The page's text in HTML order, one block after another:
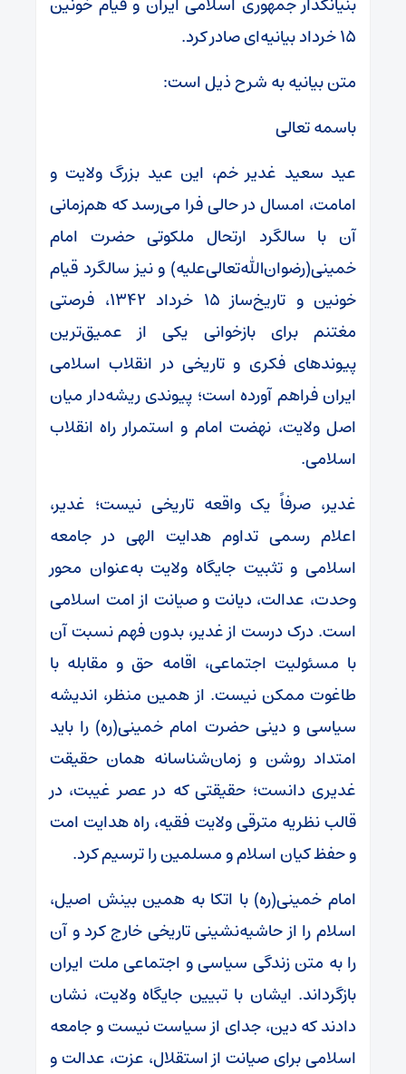
۱۵ خرداد بیانیه‌ای صادر کرد.
متن بیانیه به شرح ذیل است:
باسمه تعالی
عید سعید غدیر خم، این عید بزرگ ولایت و
امامت، امسال در حالی فرا می‌رسد که هم‌زمانی
آن با سالگرد ارتحال ملکوتی حضرت امام
خمینی(رضوان‌الله‌تعالی‌علیه) و نیز سالگرد قیام
خونین و تاریخ‌ساز ۱۵ خرداد ۱۳۴۲، فرصتی
مغتنم برای بازخوانی یکی از عمیق‌ترین
پیوندهای فکری و تاریخی در انقلاب اسلامی
ایران فراهم آورده است؛ پیوندی ریشه‌دار میان
اصل ولایت، نهضت امام و استمرار راه انقلاب
اسلامی.
غدیر، صرفاً یک واقعه تاریخی نیست؛ غدیر،
اعلام رسمی تداوم هدایت الهی در جامعه
اسلامی و تثبیت جایگاه ولایت به‌عنوان محور
وحدت، عدالت، دیانت و صیانت از امت اسلامی
است. درک درست از غدیر، بدون فهم نسبت آن
با مسئولیت اجتماعی، اقامه حق و مقابله با
طاغوت ممکن نیست. از همین منظر، اندیشه
سیاسی و دینی حضرت امام خمینی(ره) را باید
امتداد روشن و زمان‌شناسانه همان حقیقت
غدیری دانست؛ حقیقتی که در عصر غیبت، در
قالب نظریه مترقی ولایت فقیه، راه هدایت امت
و حفظ کیان اسلام و مسلمین را ترسیم کرد.
امام خمینی(ره) با اتکا به همین بینش اصیل،
اسلام را از حاشیه‌نشینی تاریخی خارج کرد و آن
را به متن زندگی سیاسی و اجتماعی ملت ایران
بازگرداند. ایشان با تبیین جایگاه ولایت، نشان
دادند که دین، جدای از سیاست نیست و جامعه
اسلامی برای صیانت از استقلال، عزت، عدالت و